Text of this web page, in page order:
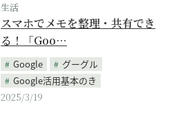
生活
スマホでメモを整理・共有でき
る！「Goo…
Google
グーグル
Google活用基本のき
2025/3/19